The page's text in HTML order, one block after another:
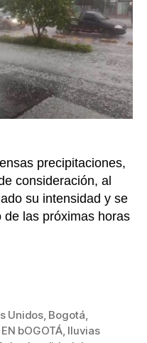
y
de
en
la
precipitaciones,
consideración, al
su intensidad y se
las próximas horas
Unidos, Bogotá,
bOGOTÁ, lluvias